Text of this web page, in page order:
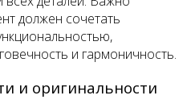
должен сочетать
и гармоничность.
и оригинальности